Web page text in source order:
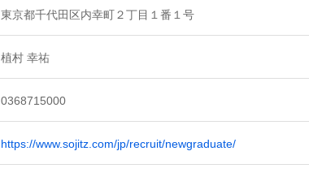
東京都千代田区内幸町２丁目１番１号
植村 幸祐
0368715000
https://www.sojitz.com/jp/recruit/newgraduate/